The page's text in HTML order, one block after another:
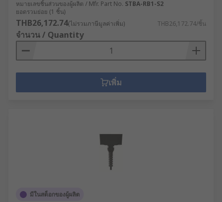
หมายเลขชิ้นส่วนของผู้ผลิต / Mfr. Part No. STBA-RB1-S2
ยอดรวมย่อย (1 ชิ้น)
THB26,172.74(ไม่รวมภาษีมูลค่าเพิ่ม) THB26,172.74/ชิ้น
จำนวน / Quantity
เพิ่ม
มีในสต็อกของผู้ผลิต